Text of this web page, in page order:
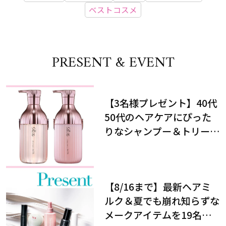
ベストコスメ
PRESENT & EVENT
【3名様プレゼント】40代
50代のヘアケアにぴった
りなシャンプー＆トリート
【8/16まで】最新ヘアミ
ルク＆夏でも崩れ知らずな
メークアイテムを19名様